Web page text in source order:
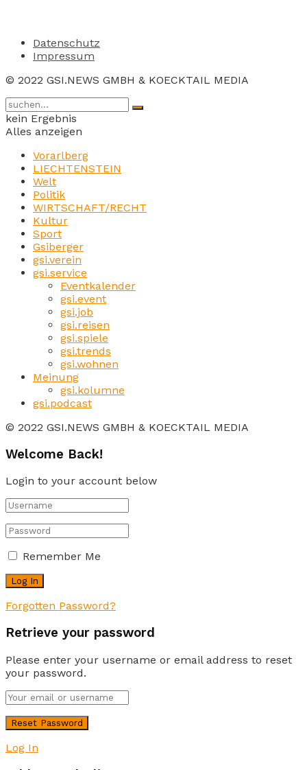
Datenschutz
Impressum
© 2022 GSI.NEWS GMBH & KOECKTAIL MEDIA
kein Ergebnis
Alles anzeigen
Vorarlberg
LIECHTENSTEIN
Welt
Politik
WIRTSCHAFT/RECHT
Kultur
Sport
Gsiberger
gsi.verein
gsi.service
Eventkalender
gsi.event
gsi.job
gsi.reisen
gsi.spiele
gsi.trends
gsi.wohnen
Meinung
gsi.kolumne
gsi.podcast
© 2022 GSI.NEWS GMBH & KOECKTAIL MEDIA
Welcome Back!
Login to your account below
Remember Me
Forgotten Password?
Retrieve your password
Please enter your username or email address to reset
your password.
Log In